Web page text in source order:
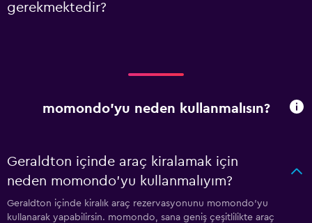
gerekmektedir?
momondo'yu neden kullanmalısın?
Geraldton içinde araç kiralamak için
neden momondo'yu kullanmalıyım?
Geraldton içinde kiralık araç rezervasyonunu momondo'yu
kullanarak yapabilirsin. momondo, sana geniş çeşitlilikte araç